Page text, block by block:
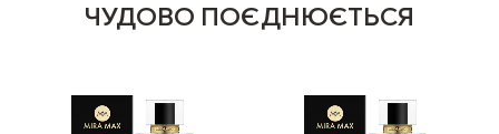
ЧУДОВО ПОЄДНЮЄТЬСЯ